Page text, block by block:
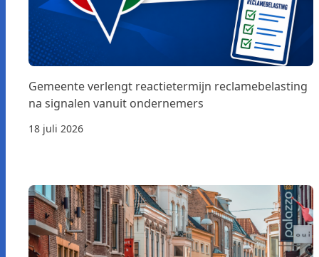
Gemeente verlengt reactietermijn reclamebelasting
na signalen vanuit ondernemers
18 juli 2026